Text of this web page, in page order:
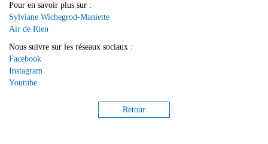
Pour en savoir plus sur :
Sylviane Wichegrod-Maniette
Air de Rien
Nous suivre sur les réseaux sociaux :
Facebook
Instagram
Youtube
Retour